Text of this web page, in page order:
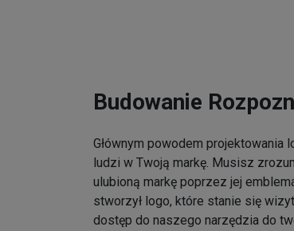
Budowanie
Głównym powodem
ludzi w Twoją markę. Musisz
ulubioną markę poprzez jej
stworzył logo, które stanie się
dostęp do naszego narzędzia do